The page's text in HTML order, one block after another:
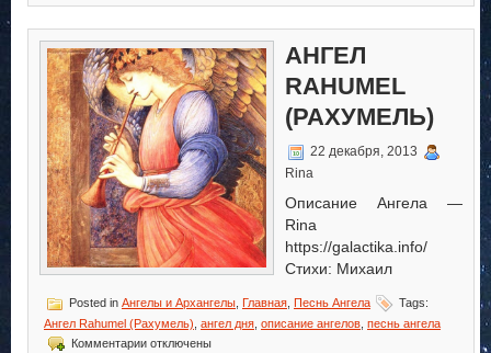
записи
Lekabel
(Лекабель)
АНГЕЛ
RAHUMEL
(РАХУМЕЛЬ)
22 декабря, 2013
Rina
Описание Ангела —
Rina
https://galactika.info/
Стихи: Михаил
Posted in Ангелы и Архангелы Главная Песнь Ангела
Tags:
Ангел Rahumel (Рахумель) ангел дня описание ангелов песнь ангела
Комментариикотключены